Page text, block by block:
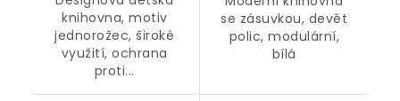
knihovna, motiv
jednorožec, široké
využití, ochrana
proti...
se zásuvkou, devět
polic, modulární,
bílá